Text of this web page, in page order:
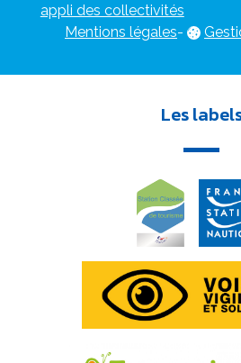
appli des collectivités
Mentions légales-
Les